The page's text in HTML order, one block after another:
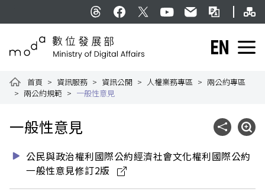
English
首頁 資訊服務 資訊公開 人權業務專區
兩公約專區
兩公約規範
一般性意見
一般性意見 社群分享展開
公民與政治權利國際公約經濟社會文化權利國際公約
一般性意見修訂2版